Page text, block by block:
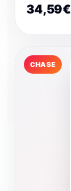
34,59€
CHASE